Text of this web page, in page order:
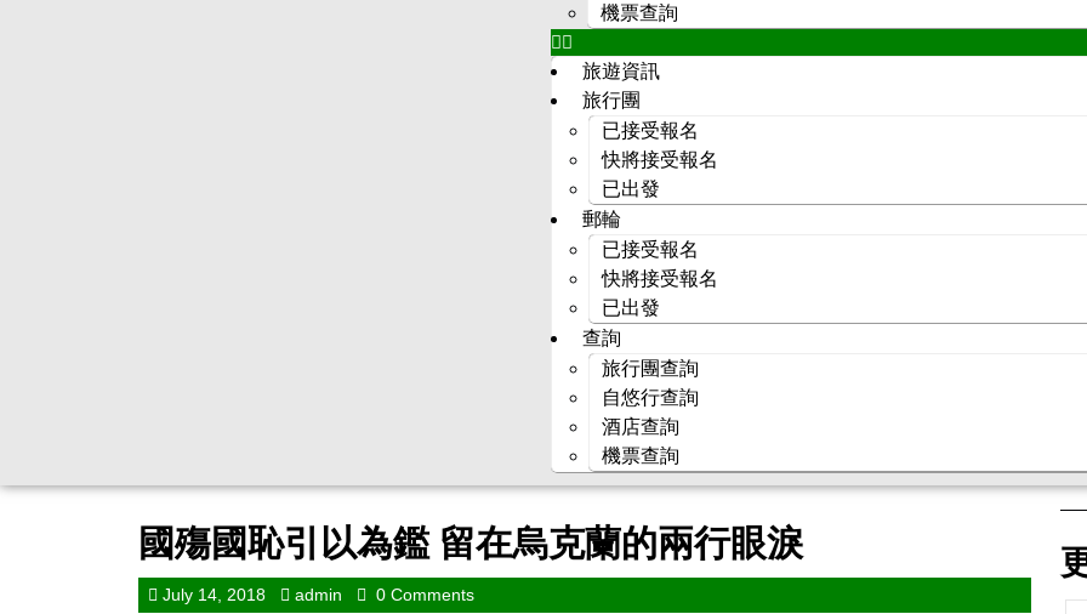
機票查詢
旅遊資訊
旅行團
已接受報名
快將接受報名
已出發
郵輪
已接受報名
快將接受報名
已出發
查詢
旅行團查詢
自悠行查詢
酒店查詢
機票查詢
國殤國恥引以為鑑 留在烏克蘭的兩行眼淚
July 14, 2018 admin 0 Comments